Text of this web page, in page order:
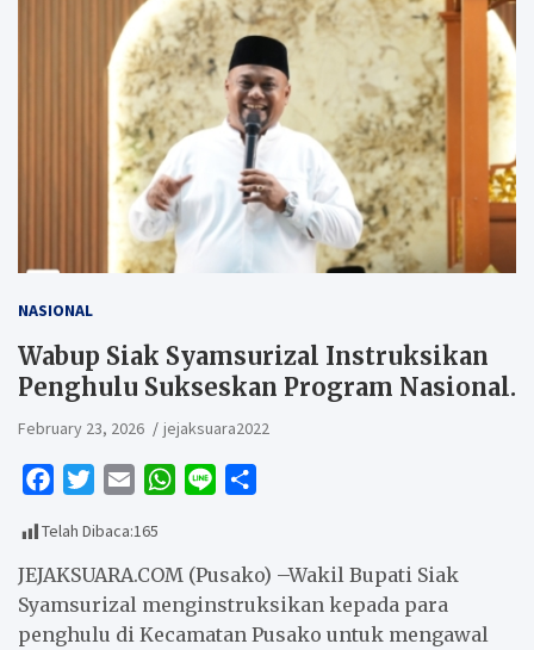
NASIONAL
Wabup Siak Syamsurizal Instruksikan
Penghulu Sukseskan Program Nasional.
February 23, 2026 jejaksuara2022
c
e
b
o
i
t
t
e
a
i
W
t
s
A
e
r
e
Telah Dibaca:165
JEJAKSUARA.COM (Pusako) –Wakil Bupati Siak
Syamsurizal menginstruksikan kepada para
penghulu di Kecamatan Pusako untuk mengawal